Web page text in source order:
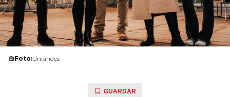
Foto:Uniandes
GUARDAR